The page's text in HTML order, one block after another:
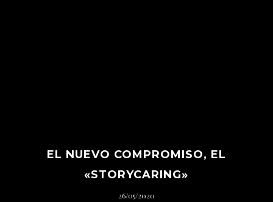
EL NUEVO COMPROMISO, EL
«STORYCARING»
26/05/2020